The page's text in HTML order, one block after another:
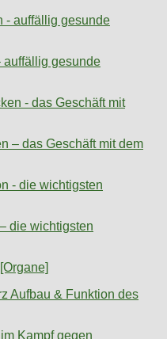
auffällig gesunde
– das Geschäft mit dem
die wichtigsten
Aufbau & Funktion des